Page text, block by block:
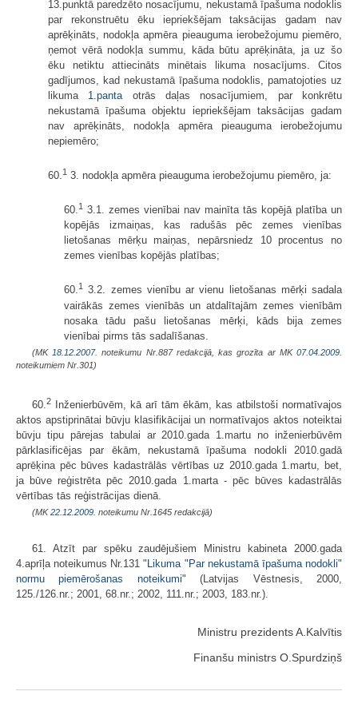
13.punktā paredzēto nosacījumu, nekustamā īpašuma nodoklis
par rekonstruētu ēku iepriekšējam taksācijas gadam nav
aprēķināts, nodokļa apmēra pieauguma ierobežojumu piemēro,
ņemot vērā nodokļa summu, kāda būtu aprēķināta, ja uz šo
ēku netiktu attiecināts minētais likuma nosacījums. Citos
gadījumos, kad nekustamā īpašuma nodoklis, pamatojoties uz
likuma 1.panta otrās daļas nosacījumiem, par konkrētu
nekustamā īpašuma objektu iepriekšējam taksācijas gadam
nav aprēķināts, nodokļa apmēra pieauguma ierobežojumu
nepiemēro;
60.1 3. nodokļa apmēra pieauguma ierobežojumu piemēro, ja:
60.1 3.1. zemes vienībai nav mainīta tās kopējā platība un
kopējās izmaiņas, kas radušās pēc zemes vienības
lietošanas mērķu maiņas, nepārsniedz 10 procentus no
zemes vienības kopējās platības;
60.1
3.2. zemes vienību ar vienu lietošanas mērķi sadala
vairākās zemes vienībās un atdalītajām zemes vienībām
nosaka tādu pašu lietošanas mērķi, kāds bija zemes
vienībai pirms tās sadalīšanas.
(MK 18.12.2007. noteikumu Nr.887 redakcijā, kas grozīta ar MK07.04.2009.
noteikumiem Nr.301)
60.2
Inženierbūvēm, kā arī tām ēkām, kas atbilstoši normatīvajos
aktos apstiprinātai būvju klasifikācijai un normatīvajos aktos noteiktai
būvju tipu pārejas tabulai ar 2010.gada 1.martu no inženierbūvēm
pārklasificējas par ēkām, nekustamā īpašuma nodokli 2010.gadā
aprēķina pēc būves kadastrālās vērtības uz 2010.gada 1.martu, bet,
ja būve reģistrēta pēc 2010.gada 1.marta - pēc būves kadastrālās
vērtības tās reģistrācijas dienā.
(MK22.12.2009. noteikumu Nr.1645 redakcijā)
61. Atzīt par spēku zaudējušiem Ministru kabineta 2000.gada
4.aprīļa noteikumus Nr.131 " Likuma "Par nekustamā īpašuma nodokli"
normu piemērošanas noteikumi" (Latvijas Vēstnesis, 2000,
125./126.nr.; 2001, 68.nr.; 2002, 111.nr.; 2003, 183.nr.).
Ministru prezidents A.Kalvītis
Finanšu ministrs O.Spurdziņš